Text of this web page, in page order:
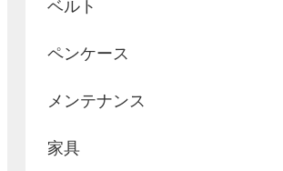
ベルト
ペンケース
メンテナンス
家具